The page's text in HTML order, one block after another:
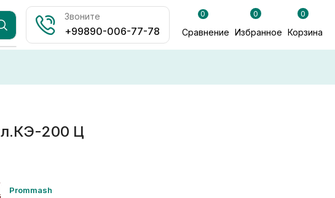
Звоните
+99890-006-77-78
0
Сравнение
0
Избранное
0
Корзина
200 Ц
Prommash